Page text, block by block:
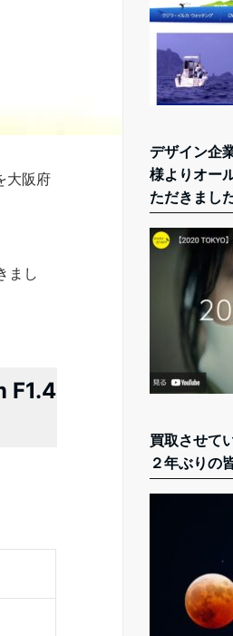
大阪府
まし
F1.4
デザイン企
様よりオー
ただきまし
買取させて
２年ぶりの